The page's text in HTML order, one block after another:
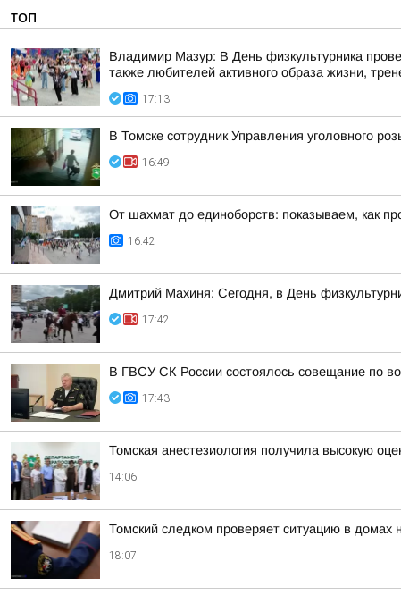
ТОП
Владимир Мазур: В День физкультурника
также любителей активного образа жизни,
17:13
В Томске сотрудник Управления уголовного
16:49
От шахмат до единоборств: показываем, как
16:42
Дмитрий Махиня: Сегодня, в День
17:42
В ГВСУ СК России состоялось совещание по
17:43
Томская анестезиология получила высокую
14:06
Томский следком проверяет ситуацию в домах
18:07